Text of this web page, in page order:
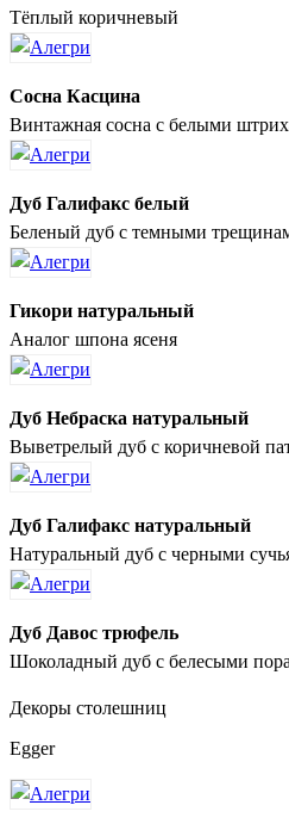
Тёплый коричневый
Сосна Касцина
Винтажная сосна с белыми
Дуб Галифакс белый
Беленый дуб с темными
Гикори натуральный
Аналог шпона ясеня
Дуб Небраска натуральный
Выветрелый дуб с коричневой
Дуб Галифакс натуральный
Натуральный дуб с черными
Дуб Давос трюфель
Шоколадный дуб с белесыми
Декоры столешниц
Egger